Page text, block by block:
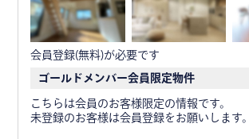
会員登録(無料)が必要です
ゴールドメンバー会員限定物件
こちらは会員のお客様限定の情報です。
未登録のお客様は会員登録をお願いします。